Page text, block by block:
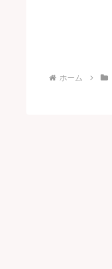
ホーム